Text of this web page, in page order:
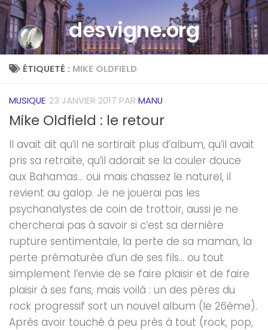
Skip to contentdesvigne.org
ÉTIQUETÉ : MIKE OLDFIELD
MUSIQUE 23 JANVIER 2017 PAR MANU
Mike Oldfield : le retour
Il avait dit qu’il ne sortirait plus d’album, qu’il avait
pris sa retraite, qu’il adorait se la couler douce
aux Bahamas… oui mais chassez le naturel, il
revient au galop. Je ne jouerai pas les
psychanalystes de coin de trottoir, aussi je ne
chercherai pas à savoir si c’est sa dernière
rupture sentimentale, la perte de sa maman, la
perte prématurée d’un de ses fils… ou tout
simplement l’envie de se faire plaisir et de faire
plaisir à ses fans, mais voilà : un des pères du
rock progressif sort un nouvel album (le 26ème).
Après avoir touché à peu près à tout (rock, pop,